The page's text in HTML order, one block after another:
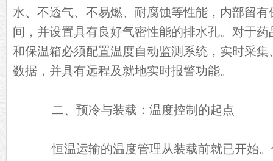
水、不透气、不易燃、耐腐蚀等性能，内部留
间，并设置具有良好气密性能的排水孔。对于
和保温箱必须配置温度自动监测系统，实时采
数据，并具有远程及就地实时报警功能。
二、预冷与装载：温度控制的起点
恒温运输的温度管理从装载前就已开始。